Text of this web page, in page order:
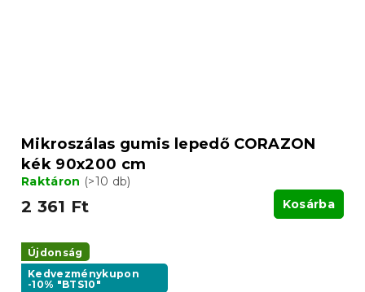
Mikroszálas gumis lepedő CORAZON
kék 90x200 cm
Raktáron (>10 db)
2 361 Ft Kosárba
Újdonság
Kedvezménykupon
-10% "BTS10"